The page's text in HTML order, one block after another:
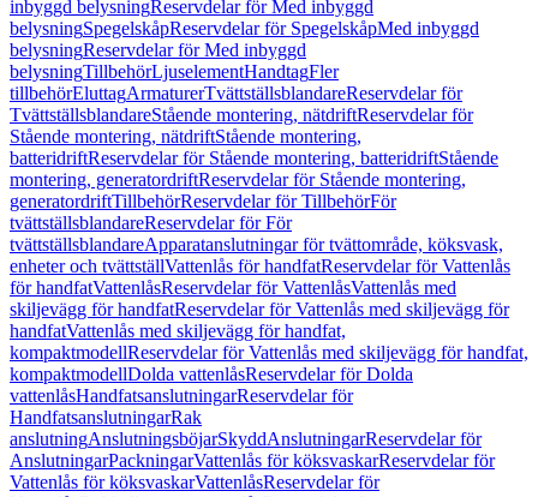
inbyggd belysningReservdelar för Med inbyggd
belysningSpegelskåpReservdelar för SpegelskåpMed inbyggd
belysningReservdelar för Med inbyggd
belysningTillbehörLjuselementHandtagFler
tillbehörEluttagArmaturerTvättställsblandareReservdelar för
TvättställsblandareStående montering, nätdriftReservdelar för
Stående montering, nätdriftStående montering,
batteridriftReservdelar för Stående montering, batteridriftStående
montering, generatordriftReservdelar för Stående montering,
generatordriftTillbehörReservdelar för TillbehörFör
tvättställsblandareReservdelar för För
tvättställsblandareApparatanslutningar för tvättområde, köksvask,
enheter och tvättställVattenlås för handfatReservdelar för Vattenlås
för handfatVattenlåsReservdelar för VattenlåsVattenlås med
skiljevägg för handfatReservdelar för Vattenlås med skiljevägg för
handfatVattenlås med skiljevägg för handfat,
kompaktmodellReservdelar för Vattenlås med skiljevägg för handfat,
kompaktmodellDolda vattenlåsReservdelar för Dolda
vattenlåsHandfatsanslutningarReservdelar för
HandfatsanslutningarRak
anslutningAnslutningsböjarSkyddAnslutningarReservdelar för
AnslutningarPackningarVattenlås för köksvaskarReservdelar för
Vattenlås för köksvaskarVattenlåsReservdelar för